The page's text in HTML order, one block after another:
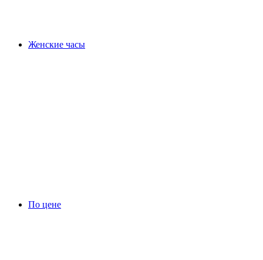
Женские часы
По цене